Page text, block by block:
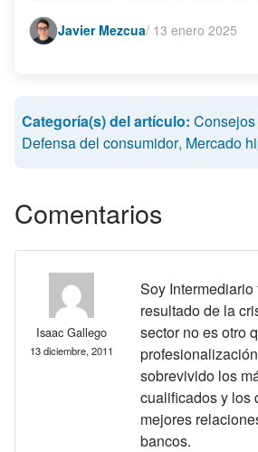
Javier Mezcua/ 13 enero 2025
Categoría(s) del artículo:
Defensa del consumidor, Mercado
Comentarios
Isaac Gallego
13 diciembre, 2011
Soy
resultado de la
sector no es otro
sobrevivido los
cualificados y los
mejores
bancos.